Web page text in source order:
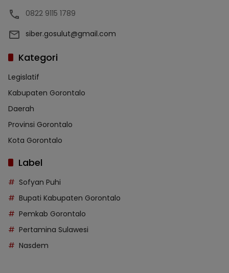
0822 9115 1789
siber.gosulut@gmail.com
Kategori
Legislatif
Kabupaten Gorontalo
Daerah
Provinsi Gorontalo
Kota Gorontalo
Label
Sofyan Puhi
Bupati Kabupaten Gorontalo
Pemkab Gorontalo
Pertamina Sulawesi
Nasdem